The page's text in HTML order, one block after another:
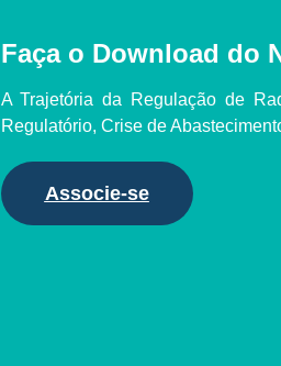
Faça o Download do
A Trajetória da Regulação de
Regulatório, Crise de
Associe-se